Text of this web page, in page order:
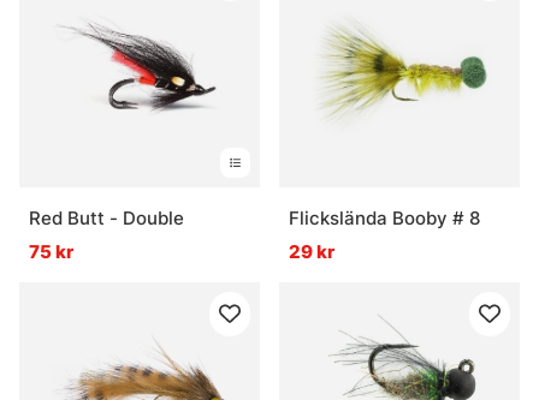
Red Butt - Double
75 kr
Flickslända Booby # 8
29 kr